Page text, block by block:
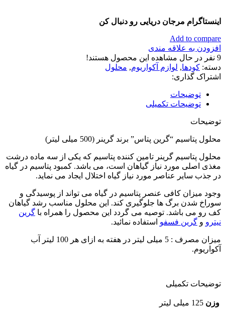
اینستاگرام مرجان دریایی رو دنبال کن
Add to compare
افزودن به علاقه مندی
9 نفر در حال مشاهده این محصول هستند!
دسته: کودها, لوازم آکواریوم, محلول
اشتراک گذاری:
توضیحات
توضیحات تکمیلی
توضیحات
محلول پتاسیم “گرین پتاس” برند گرینر (500 میلی لیتر)
محلول پتاسیم گرینر تامین کننده پتاسیم که یکی از سه ماده درشت
مغذی اصلی مورد نیاز گیاهان است، می باشد. کمبود پتاسیم در گیاه
در جذب سایر عناصر مورد نیاز گیاه اختلال ایجاد می نماید.
وجود میزان کافی عنصر پتاسیم در گیاه می تواند از پوسیدگی و
سوراخ شدن برگ ها جلوگیری کند. این محلول مناسب رشد گیاهان
کف رو می باشد. توصیه می گردد این محصول را همراه با گرین
نیترو و گرین فسفو استفاده نمائید.
میزان مصرف : 5 میلی لیتر در هفته به ازای هر 100 لیتر آب
آکواریوم.
توضیحات تکمیلی
وزن 125 میلی لیتر